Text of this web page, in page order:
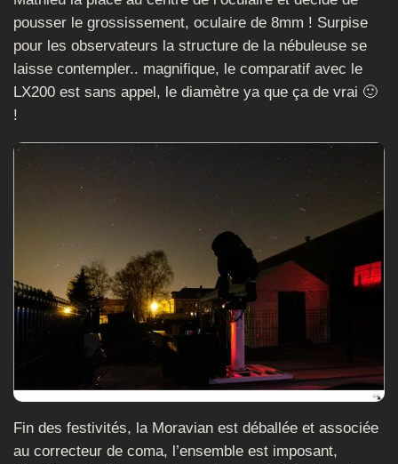
pousser le grossissement, oculaire de 8mm ! Surpise
pour les observateurs la structure de la nébuleuse se
laisse contempler.. magnifique, le comparatif avec le
LX200 est sans appel, le diamètre ya que ça de vrai 🙂
!
Fin des festivités, la Moravian est déballée et associée
au correcteur de coma, l’ensemble est imposant,